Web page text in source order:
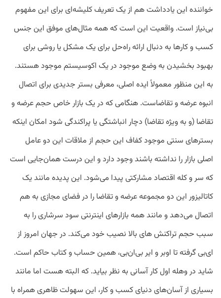
خواننده این یادداشت هم از یک تعریف کلیشه‌ای برای این مفهوم
بی‌نیاز است. واقعیت این است که همه مثال‌های موفق این جنس
کسب و کارها به دنبال ارائه راه‌حل برای یک مشکل یا روشی برای
بهبود بخشیدن به وضع موجود در یک اکوسیستم موجود هستند.
به این منظور معمولاً ایده اصلی، معرفی بستر جدیدی برای اتصال
انبوه عرضه و تقاضاست. هنگامی که در یک بازار خاص حجم عرضه و
تقاضا (و به ویژه تقاضا) دچار انباشتگی یا پراکندگی شود امکان اینکه
بسترهای سنتی موجود کفاف این حجم از ملاقات این دو عامل
اصلی بازار را نداشته باشند وجود دارد و این درست همان‌جایی است
که سر و کله اقتصاد مشارکتی پیدا می‌شود. این پدیده مانند یک
کاتالیزور این دو مجموعه عرضه و تقاضا را در فضای مجازی به هم
اتصال می‌دهد و مانند همه بازارهای اینترنتی سود سرشاری را به
سبب حجم تراکنش های بالا نصیب خود می‌کند. در جهان امروز از
ای‌بی گرفته تا اوبر و ایر بی‌ان‌بی، همین حساب و کتاب حاکم است.
شاید در وهله اول کار آسانی به نظر بیاید. که البته هست اما مانند
بسیاری از آسان‌های دنیای کسب و کار، این سهولت ظاهری همراه با